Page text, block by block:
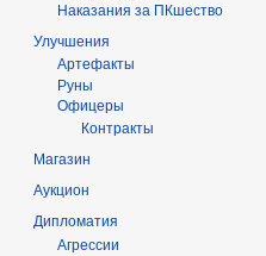
Наказания за ПКшество
Улучшения
Артефакты
Руны
Офицеры
Контракты
Магазин
Аукцион
Дипломатия
Агрессии